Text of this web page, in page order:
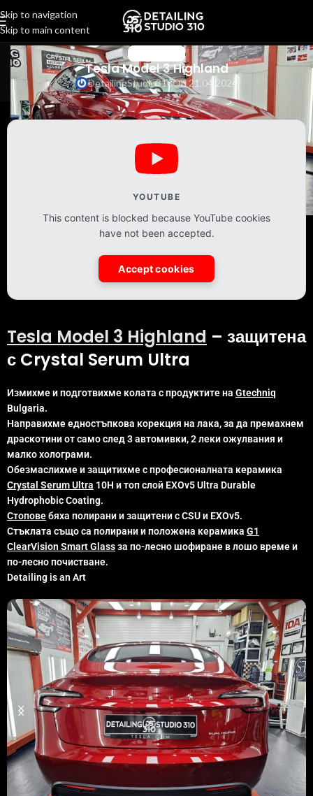
Skip to navigation
Skip to main content
АВТОМОБИЛИ
Tesla Model 3 Highland
DetailingStudio310On 21.04.2024
YOUTUBE
This content is blocked because YouTube cookies
have not been accepted.
Accept cookies
Tesla Model 3 Highland – защитена
с Crystal Serum Ultra
Измихме и подготвихме колата с продуктите на Gtechniq
Bulgaria.
Направихме едностъпкова корекция на лака, за да премахнем
драскотини от само след 3 автомивки, 2 леки ожулвания и
малко холограми.
Обезмаслихме и защитихме с професионалната керамика
Crystal Serum Ultra 10Н и топ слой EXOv5 Ultra Durable
Hydrophobic Coating.
Cтоповебяха полирани и защитени с CSU и EXOv5.
Стъклата също са полирани и положена керамика G1
ClearVision Smart Glassза по-лесно шофиране в лошо време и
по-лесно почистване.
Detailing is an Art